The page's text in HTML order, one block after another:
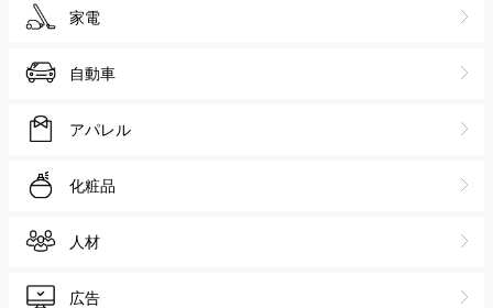
家電
自動車
アパレル
化粧品
人材
広告